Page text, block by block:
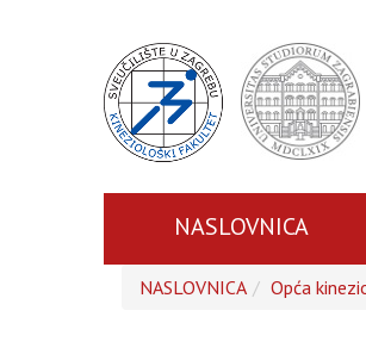
NASLOVNICA
NASLOVNICA Opća